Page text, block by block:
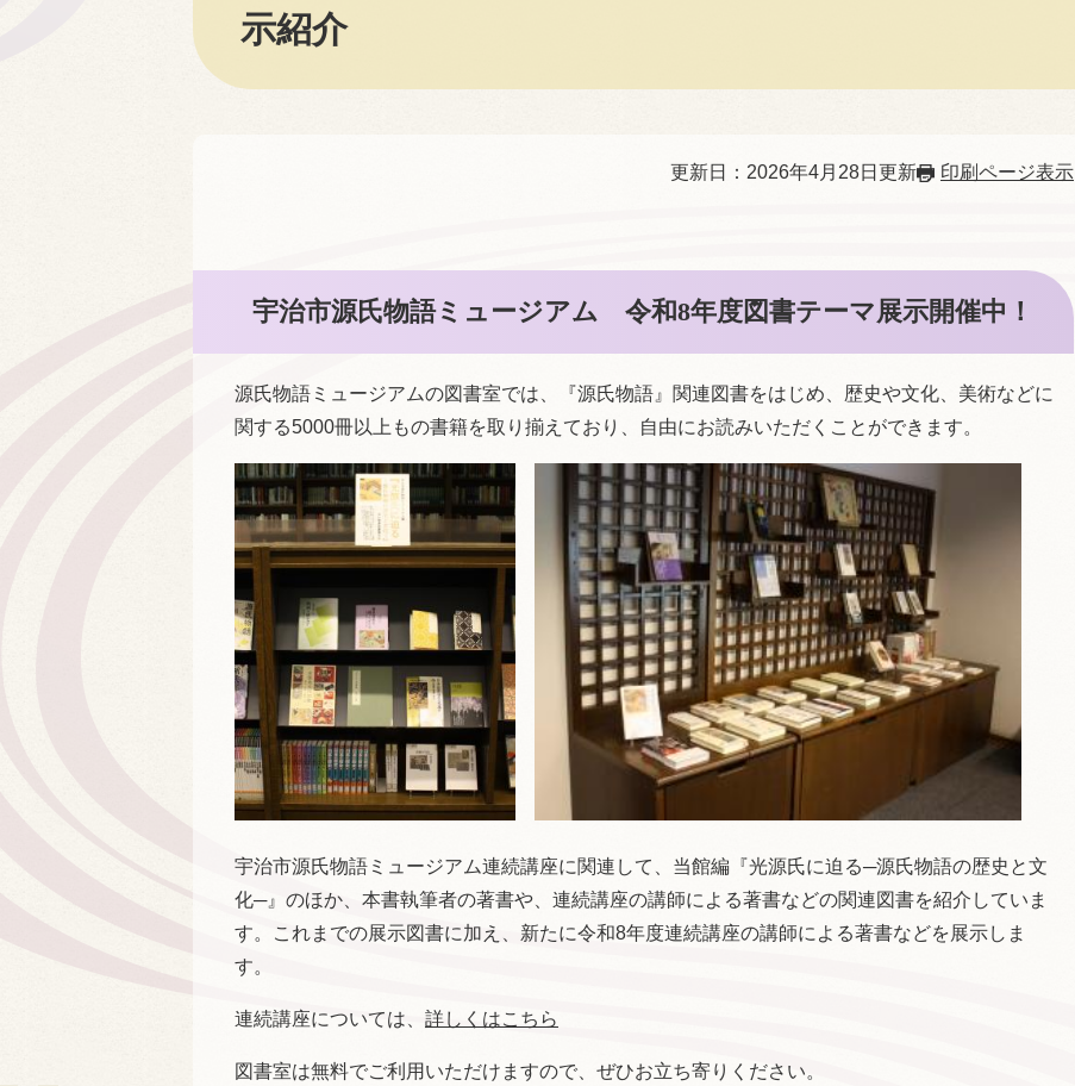
示紹介
更新日：2026年4月28日更新 印刷ページ表示
宇治市源氏物語ミュージアム 令和8年度図書テーマ展示開催中！
源氏物語ミュージアムの図書室では、『源氏物語』関連図書をはじめ、歴史や文化、美術などに
関する5000冊以上もの書籍を取り揃えており、自由にお読みいただくことができます。
宇治市源氏物語ミュージアム連続講座に関連して、当館編『光源氏に迫る─源氏物語の歴史と文
化─』のほか、本書執筆者の著書や、連続講座の講師による著書などの関連図書を紹介していま
す。これまでの展示図書に加え、新たに令和8年度連続講座の講師による著書などを展示しま
す。
連続講座については、 詳しくはこちら
図書室は無料でご利用いただけますので、ぜひお立ち寄りください。